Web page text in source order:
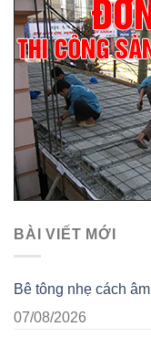
BÀI VIẾT MỚI
Bê tông nhẹ cách
07/08/2026